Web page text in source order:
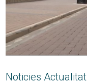
Noticies Actualitat